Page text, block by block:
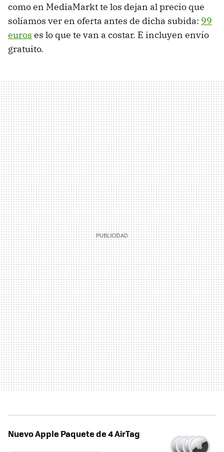
como en MediaMarkt te los dejan al precio que
solíamos ver en oferta antes de dicha subida: 99
euros es lo que te van a costar. E incluyen envío
gratuito.
Nuevo Apple Paquete de 4 AirTag